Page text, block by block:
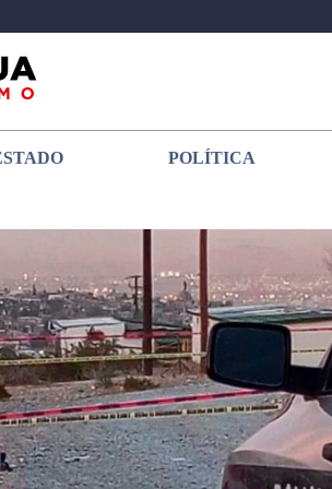
POLÍTICA